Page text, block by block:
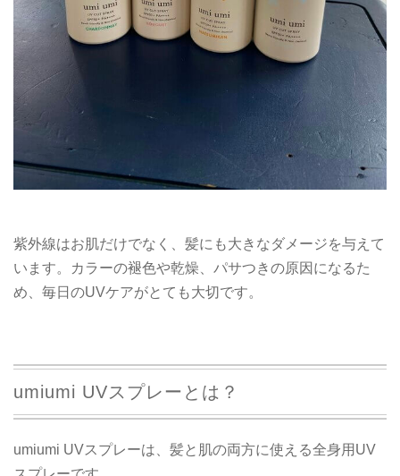
紫外線はお肌だけでなく、髪にも大きなダメージを与えて
います。カラーの褪色や乾燥、パサつきの原因になるた
め、毎日のUVケアがとても大切です。
umiumi UVスプレーとは？
umiumi UVスプレーは、髪と肌の両方に使える全身用UV